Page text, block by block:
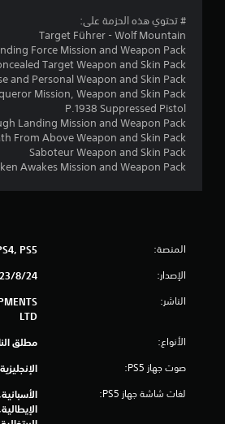
# تحتوي هذه الحزمة على:
Target Führer - Wolf Mountain
Force Mission and Weapon Pack
Target Weapon and Skin Pack
and Personal Weapon and Skin Pack
Mission, Weapon and Skin Pack
P.1938 Suppressed Pistol
Landing Mission and Weapon Pack
From Above Weapon and Skin Pack
Saboteur Weapon and Skin Pack
Awakes Mission and Weapon Pack
المنصة: PS5
الإصدار: 24‏/8‏/2023
الناشر:
LTD
الأنواع: مطلق
صوت جهاز PS5: الإنجليزية
لغات شاشة جهاز PS5: